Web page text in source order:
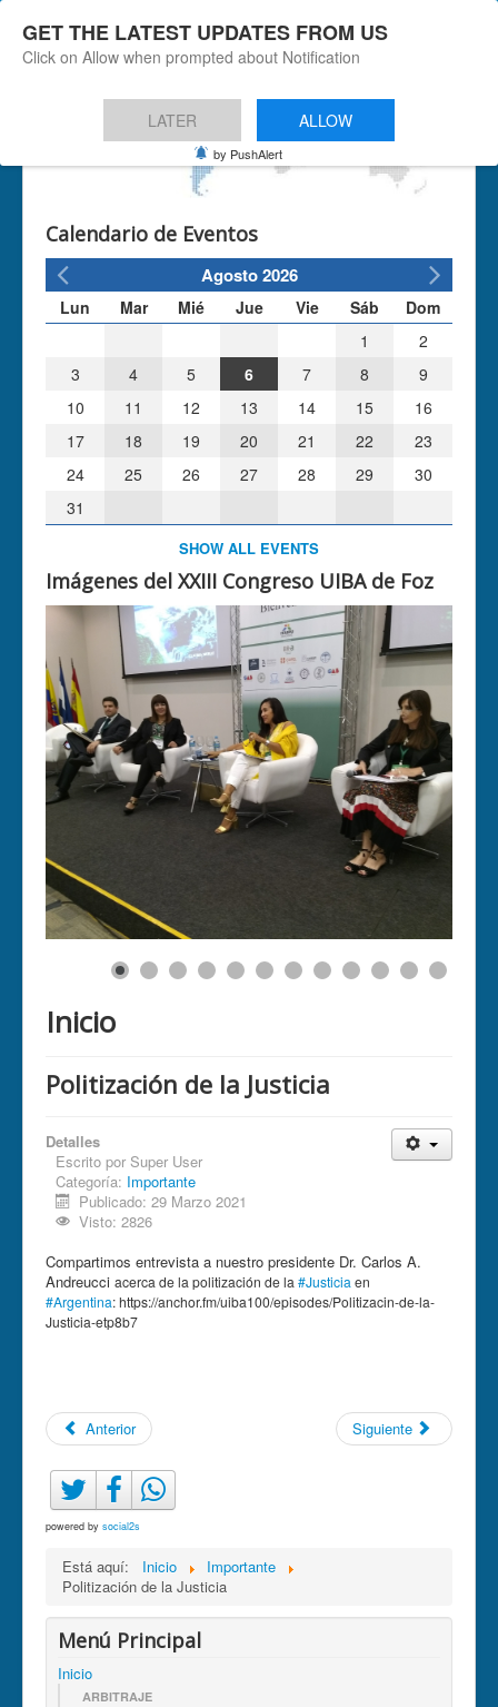
Calendario de Eventos
Agosto 2026
Lun Mar Mié Jue Vie Sáb
Dom
1
2
3
4 5 6 7 8
9
10
11 12 13 14 15
16
17
18 19 20 21 22
23
24
25 26 27 28 29
30
31
SHOW ALL EVENTS
Imágenes del XXIII Congreso UIBA de Foz
Inicio
Politización de la Justicia
Detalles
Escrito por Super User
Categoría: Importante
Publicado: 29 Marzo 2021
Visto: 2826
Compartimos entrevista a nuestro presidente Dr. Carlos A.
Andreucci acerca de la politización de la #Justicia en
#Argentina: https://anchor.fm/uiba100/episodes/Politizacin-de-la-
Justicia-etp8b7
Anterior Siguiente
powered by social2s
Está aquí: Inicio
Importante
Politización de la Justicia
Menú Principal
Inicio
ARBITRAJE
+GET THE LATEST UPDATES FROM US
Click on Allow when prompted about Notification
LATER ALLOW
by PushAlert